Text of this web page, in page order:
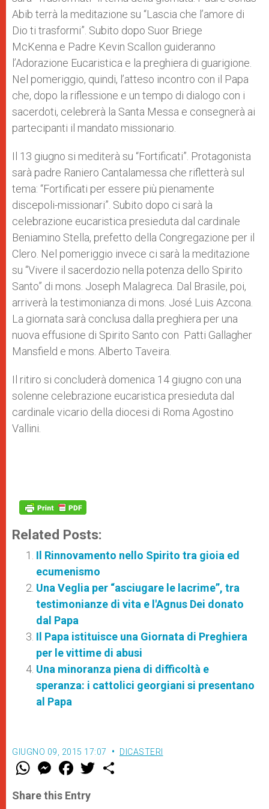
Abib terrà la meditazione su “Lascia che l’amore di
Dio ti trasformi”. Subito dopo Suor Briege
McKenna e Padre Kevin Scallon guideranno
l’Adorazione Eucaristica e la preghiera di guarigione.
Nel pomeriggio, quindi, l’atteso incontro con il Papa
che, dopo la riflessione e un tempo di dialogo con i
sacerdoti, celebrerà la Santa Messa e consegnerà ai
partecipanti il mandato missionario.
Il 13 giugno si mediterà su “Fortificati”. Protagonista
sarà padre Raniero Cantalamessa che rifletterà sul
tema: “Fortificati per essere più pienamente
discepoli-missionari”. Subito dopo ci sarà la
celebrazione eucaristica presieduta dal cardinale
Beniamino Stella, prefetto della Congregazione per il
Clero. Nel pomeriggio invece ci sarà la meditazione
su “Vivere il sacerdozio nella potenza dello Spirito
Santo” di mons. Joseph Malagreca. Dal Brasile, poi,
arriverà la testimonianza di mons. José Luis Azcona.
La giornata sarà conclusa dalla preghiera per una
nuova effusione di Spirito Santo con Patti Gallagher
Mansfield e mons. Alberto Taveira.
Il ritiro si concluderà domenica 14 giugno con una
solenne celebrazione eucaristica presieduta dal
cardinale vicario della diocesi di Roma Agostino
Vallini.
Related Posts:
Il Rinnovamento nello Spirito tra gioia ed
ecumenismo
Una Veglia per “asciugare le lacrime”, tra
testimonianze di vita e l'Agnus Dei donato
dal Papa
Il Papa istituisce una Giornata di Preghiera
per le vittime di abusi
Una minoranza piena di difficoltà e
speranza: i cattolici georgiani si presentano
al Papa
GIUGNO 09, 2015 17:07 DICASTERI
W
t
s
M
e
s
e
F
a
e
b
w
Share this Entry